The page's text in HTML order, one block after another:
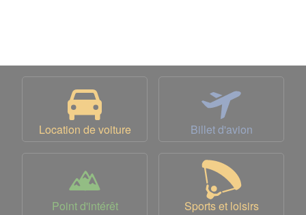
Location de voiture Billet d'avion
Point d'intérêt Sports et loisirs